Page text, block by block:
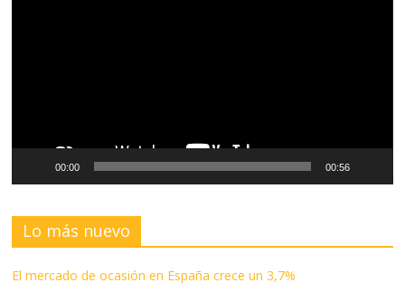
00:00 00:56
Lo más nuevo
El mercado de ocasión en España crece un 3,7%